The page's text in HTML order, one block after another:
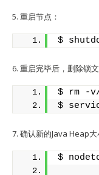
5. 重启节点：
$
6. 重启完毕后，删除锁
$ rm -
$
7. 确认新的Java Heap大
$